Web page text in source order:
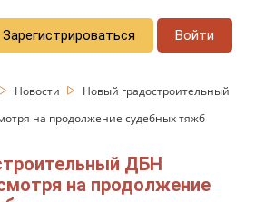
Зарегистрироваться Войти
Новости
Новый градостроительный
на продолжение судебных тяжб
ДБН
на продолжение